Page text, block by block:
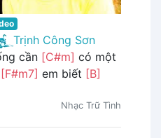
Trịnh Công Sơn
cần [C#m] có một
[F#m7] em biết [B]
Nhạc Trữ Tình